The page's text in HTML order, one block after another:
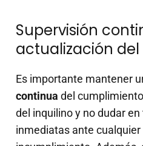
Supervisión
actualización
Es importante mantener
continua del
del inquilino y no dudar
inmediatas ante cualquier